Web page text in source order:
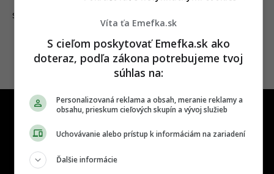
SLOVENSKO
Víta ťa Emefka.sk
S cieľom poskytovať Emefka.sk ako
doteraz, podľa zákona potrebujeme tvoj
súhlas na:
Personalizovaná reklama a obsah, meranie reklamy a
obsahu, prieskum cieľových skupín a vývoj služieb
Uchovávanie alebo prístup k informáciám na zariadení
Ďalšie informácie